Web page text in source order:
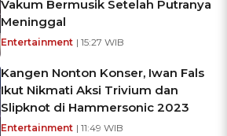
Vakum Bermusik Setelah Putranya
Meninggal
Entertainment | 15:27 WIB
Kangen Nonton Konser, Iwan Fals
Ikut Nikmati Aksi Trivium dan
Slipknot di Hammersonic 2023
Entertainment | 11:49 WIB